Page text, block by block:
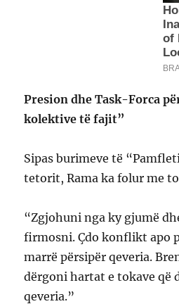
Presion dhe Task-Forca
kolektive të fajit”
Sipas burimeve të
tetorit, Rama ka folur me
“Zgjohuni nga ky gjumë
firmosni. Çdo konflikt apo
marrë përsipër qeveria.
dërgoni hartat e tokave që
qeveria.”